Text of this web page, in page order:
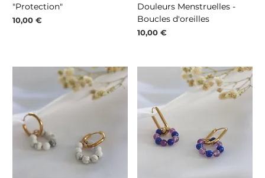
"Protection"
Prix
10,00 €
Douleurs Menstruelles -
Boucles d'oreilles
Prix
10,00 €